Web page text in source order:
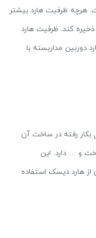
ظرفیت هارد بیشتر
ذخیره کند. ظرفیت هارد
دوربین مداربسته با
رفته در ساخت آن
و … دارد. این
هارد دیسک استفاده